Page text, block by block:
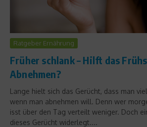
Ratgeber Ernährung
Früher schlank – Hilft das
Abnehmen?
Lange hielt sich das Gerücht, dass man
wenn man abnehmen will. Denn wer
isst über den Tag verteilt weniger. Doch
dieses Gerücht widerlegt....